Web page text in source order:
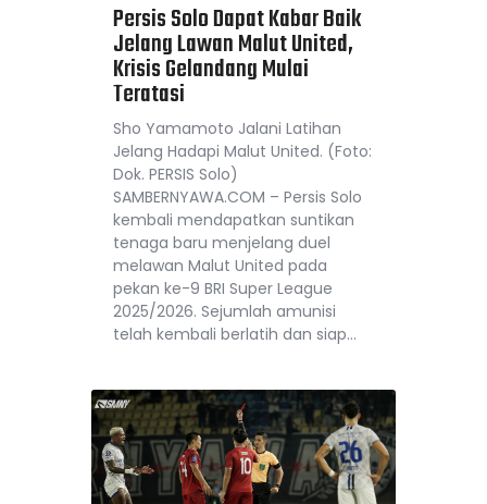
Persis Solo Dapat Kabar Baik
Jelang Lawan Malut United,
Krisis Gelandang Mulai
Teratasi
Sho Yamamoto Jalani Latihan
Jelang Hadapi Malut United. (Foto:
Dok. PERSIS Solo)
SAMBERNYAWA.COM – Persis Solo
kembali mendapatkan suntikan
tenaga baru menjelang duel
melawan Malut United pada
pekan ke-9 BRI Super League
2025/2026. Sejumlah amunisi
telah kembali berlatih dan siap…